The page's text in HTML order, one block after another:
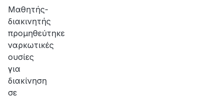
Μαθητής-
διακινητής
προμηθεύτηκε
ναρκωτικές
ουσίες
για
διακίνηση
σε